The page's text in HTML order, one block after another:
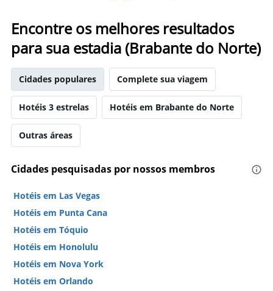
Encontre os melhores resultados
para sua estadia (Brabante do Norte)
Cidades populares Complete sua viagem
Hotéis 3 estrelas Hotéis em Brabante do Norte
Outras áreas
Cidades pesquisadas por nossos membros
Hotéis em Las Vegas
Hotéis em Punta Cana
Hotéis em Tóquio
Hotéis em Honolulu
Hotéis em Nova York
Hotéis em Orlando